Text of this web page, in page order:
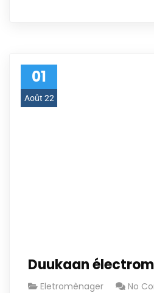
01
Août 22
Duukaan
Eletromènager No